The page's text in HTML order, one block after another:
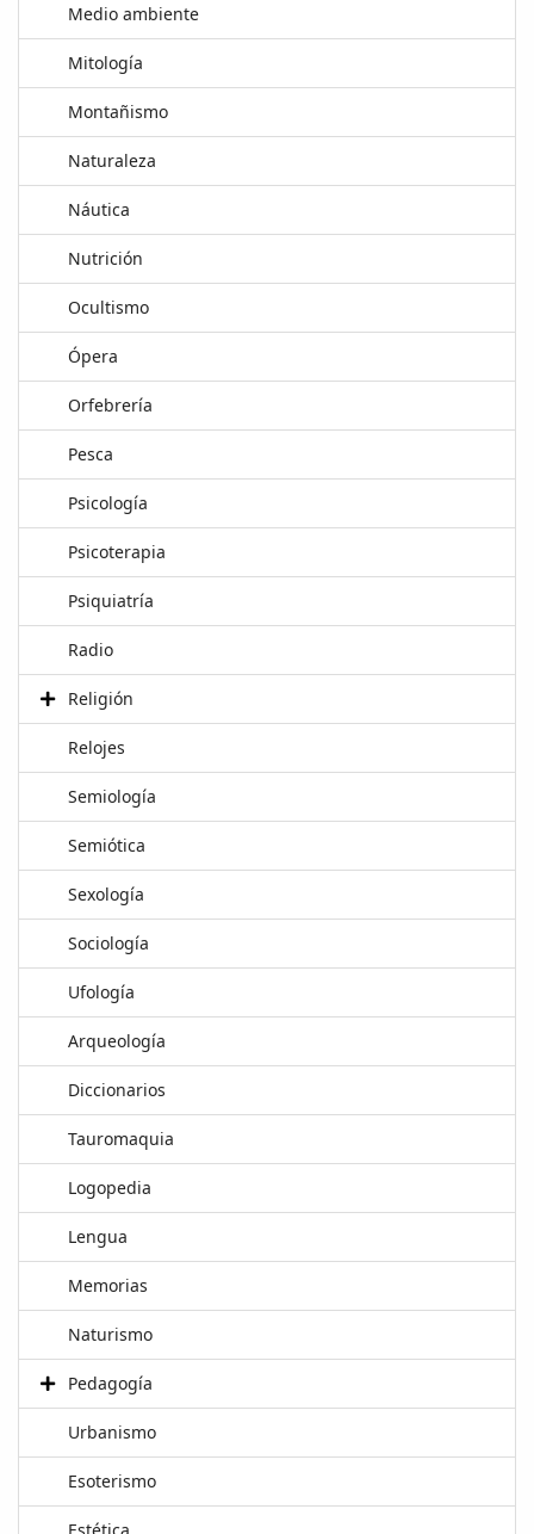
Medio ambiente
Mitología
Montañismo
Naturaleza
Náutica
Nutrición
Ocultismo
Ópera
Orfebrería
Pesca
Psicología
Psicoterapia
Psiquiatría
Radio
Religión
Relojes
Semiología
Semiótica
Sexología
Sociología
Ufología
Arqueología
Diccionarios
Tauromaquia
Logopedia
Lengua
Memorias
Naturismo
Pedagogía
Urbanismo
Esoterismo